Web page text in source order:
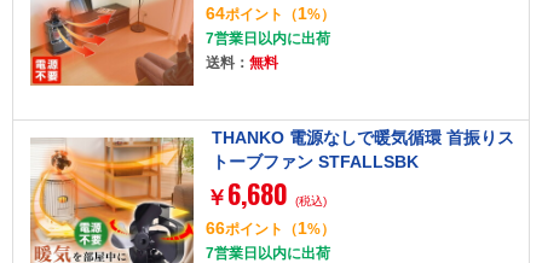
64ポイント （1%）
7営業日以内に出荷
送料： 無料
THANKO 電源なしで暖気循環 首振りス
トーブファン STFALLSBK
￥ 6,680 (税込)
66ポイント （1%）
7営業日以内に出荷